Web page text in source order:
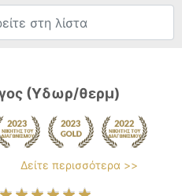
(Υδωρ/θερμ)
Δείτε περισσότερα >>